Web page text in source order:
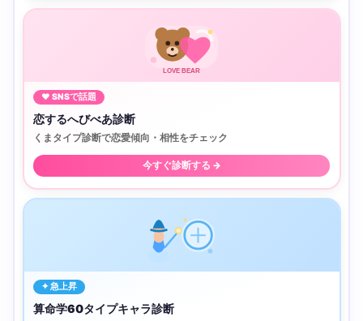
LOVE BEAR
♥ SNSで話題
恋するへびべあ診断
くまタイプ診断で恋愛傾向・相性をチェック
今すぐ診断する →
✦ 急上昇
算命学60タイプキャラ診断